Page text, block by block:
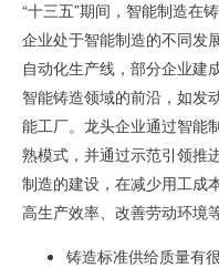
“十三五”期间，智能制造在
企业处于智能制造的不同发
自动化生产线，部分企业建
智能铸造领域的前沿，如发
能工厂。龙头企业通过智能
熟模式，并通过示范引领推
制造的建设，在减少用工成
高生产效率、改善劳动环境
铸造标准供给质量有